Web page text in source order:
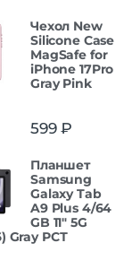
Чехол New
Silicone Case
MagSafe for
iPhone 17Pro
Gray Pink
599₽
Планшет
Samsung
Galaxy Tab
A9 Plus 4/64
GB 11" 5G
Gray РСТ